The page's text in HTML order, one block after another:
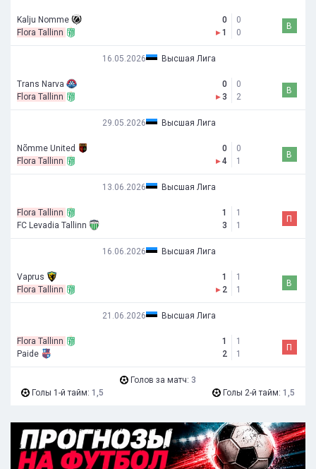
Kalju Nomme
Flora Tallinn
0
▸1
0
0
В
16.05.2026 Высшая Лига
Trans Narva
Flora Tallinn
0
▸3
0
2
В
29.05.2026 Высшая Лига
Nõmme United
Flora Tallinn
0
▸4
0
1
В
13.06.2026 Высшая Лига
Flora Tallinn
FC Levadia Tallinn
1
3
1
1
П
16.06.2026 Высшая Лига
Vaprus
Flora Tallinn
1
▸ 2
1
1
В
21.06.2026 Высшая Лига
Flora Tallinn
Paide
1
2
1
1
П
Голов за матч: 3
Голы 1-й тайм: 1,5 Голы 2-й тайм: 1,5